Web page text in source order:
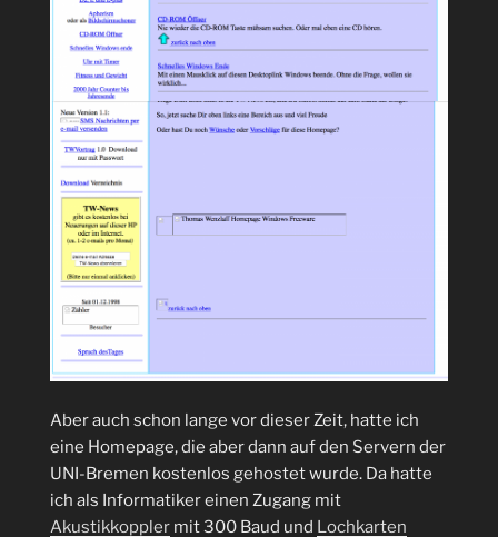
Aber auch schon lange vor dieser Zeit, hatte ich
eine Homepage, die aber dann auf den Servern der
UNI-Bremen kostenlos gehostet wurde. Da hatte
ich als Informatiker einen Zugang mit
Akustikkoppler mit 300 Baud und Lochkarten